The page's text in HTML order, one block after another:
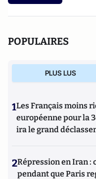
POPULAIRES
PLUS LUS
1Les Français moins
européenne pour la
ira le grand
2Répression en Iran :
pendant que Paris